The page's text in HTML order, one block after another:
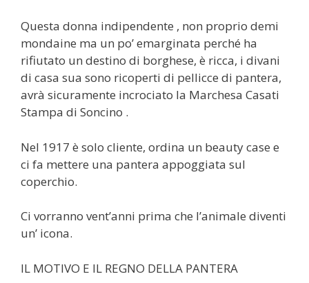
Questa donna indipendente , non proprio demi
mondaine ma un po’ emarginata perché ha
rifiutato un destino di borghese, è ricca, i divani
di casa sua sono ricoperti di pellicce di pantera,
avrà sicuramente incrociato la Marchesa Casati
Stampa di Soncino .
Nel 1917 è solo cliente, ordina un beauty case e
ci fa mettere una pantera appoggiata sul
coperchio.
Ci vorranno vent’anni prima che l’animale diventi
un’ icona.
IL MOTIVO E IL REGNO DELLA PANTERA